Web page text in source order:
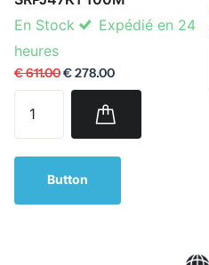
En Stock
Expédié en 24
heures
€ 611.00€ 278.00
Button